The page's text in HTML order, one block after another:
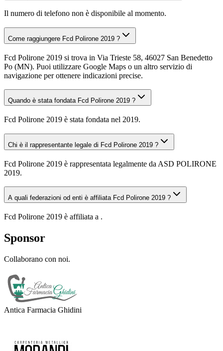
Il numero di telefono non è disponibile al momento.
Come raggiungere Fcd Polirone 2019 ?
Fcd Polirone 2019 si trova in Via Trieste 58, 46027 San Benedetto
Po (MN). Puoi utilizzare Google Maps o un altro servizio di
navigazione per ottenere indicazioni precise.
Quando è stata fondata Fcd Polirone 2019 ?
Fcd Polirone 2019 è stata fondata nel 2019.
Chi è il rappresentante legale di Fcd Polirone 2019 ?
Fcd Polirone 2019 è rappresentata legalmente da ASD POLIRONE
2019.
A quali federazioni od enti è affiliata Fcd Polirone 2019 ?
Fcd Polirone 2019 è affiliata a .
Sponsor
Collaborano con noi.
Antica Farmacia Ghidini